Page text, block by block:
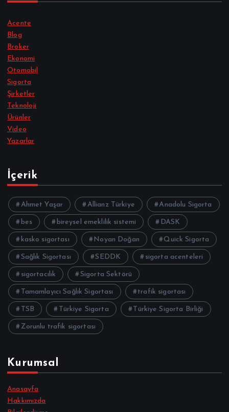
Acente
Blog
Broker
Ekonomi
Otomobil
Sigorta
Şirketler
Teknoloji
Ürünler
Video
Yazarlar
İçerik
Ahmet Yaşar Allianz Türkiye Anadolu Sigorta
bes bireysel emeklilik sistemi DASK
kasko sigortası Noyan Doğan Quick Sigorta
Sağlık Sigortası SEDDK sigorta acenteleri
sigortacılık Sigorta Sektörü
Tamamlayıcı Sağlık Sigortası trafik sigortası
TSB Türkiye Sigorta Türkiye Sigorta Birliği
Zorunlu trafik sigortası
Kurumsal
Anasayfa
Hakkımızda